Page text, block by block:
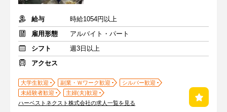
給与
時給1054円以上
雇用形態
アルバイト・パート
シフト
週3日以上
アクセス
大学生歓迎 副業・Ｗワーク歓迎
シルバー歓迎
未経験者歓迎
主婦(夫)歓迎
ハーベストネクスト株式会社の求人一覧を見る